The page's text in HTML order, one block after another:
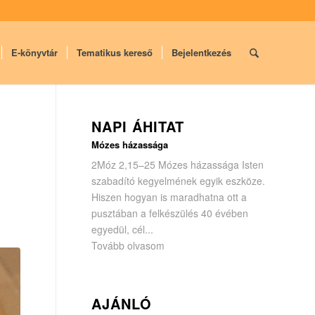
E-könyvtár Tematikus kereső Bejelentkezés
NAPI ÁHITAT
Mózes házassága
2Móz 2,15–25 Mózes házassága Isten
szabadító kegyelmének egyik eszköze.
Hiszen hogyan is maradhatna ott a
pusztában a felkészülés 40 évében
egyedül, cél...
Tovább olvasom
AJÁNLÓ